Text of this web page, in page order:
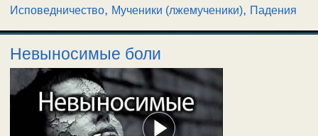
Исповедничество, Мученики (лжемученики), Падения
Невыносимые боли